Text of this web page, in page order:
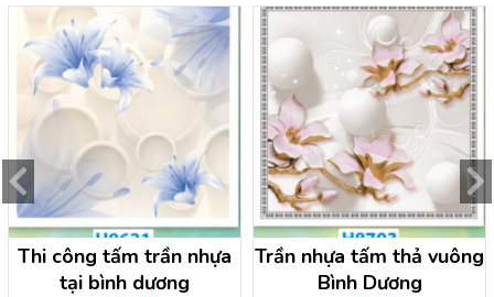
Thi công tấm trần nhựa
tại bình dương
Trần nhựa tấm thả vuông
Bình Dương